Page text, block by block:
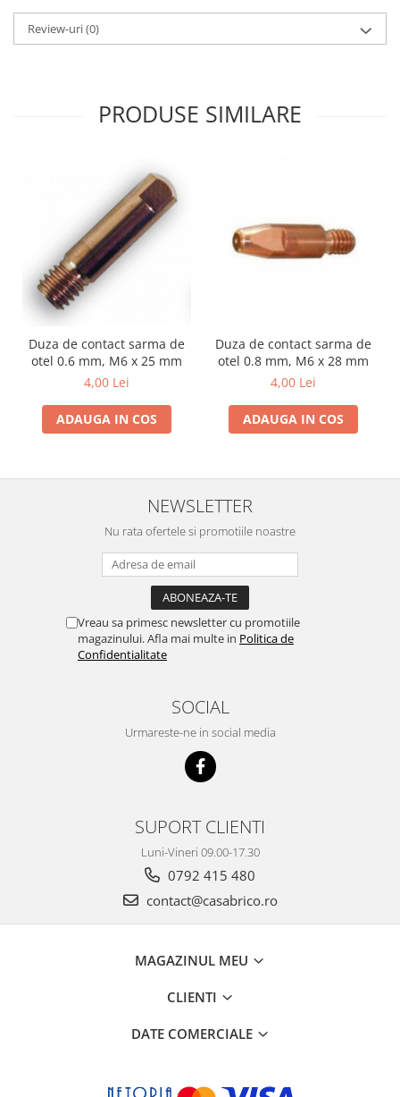
Pachete motocultoare
Curte si gradina
Aparate de spalat cu presiune
Foarfece gard viu
Freze de zapada
Despicatoare busteni
Ingrijire gazon
Motocoase
Suflante frunze
Atomizoare si pulverizatoare
Tocatoare resturi vegetale
Solutii depozitare
Casute gradina
Cutii depozitare
Set mobilier gradina
Canapele de gradina
Ciocane demolatoare
Masini de gaurit cu percutie
Masini de insurubat
Masini de taiat si stantat
Review-uri(0)
PRODUSE SIMILARE
Duza de contact sarma de
otel 0.6 mm, M6 x 25 mm
4,00 Lei
ADAUGA IN COS
Duza de contact sarma de
otel 0.8 mm, M6 x 28 mm
4,00 Lei
ADAUGA IN COS
NEWSLETTER
Nu rata ofertele si promotiile noastre
Vreau sa primesc newsletter cu promotiile
magazinului. Afla mai multe in Politica de
Confidentialitate
SOCIAL
Urmareste-ne in social media
SUPORT CLIENTI
Luni-Vineri 09.00-17.30
0792 415 480
contact@casabrico.ro
MAGAZINUL MEU
CLIENTI
DATE COMERCIALE